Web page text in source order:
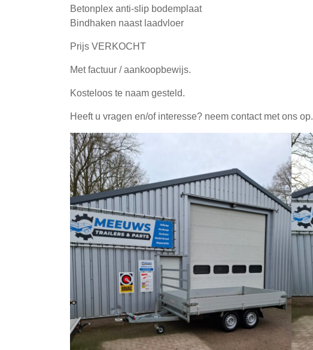
Betonplex anti-slip bodemplaat
Bindhaken naast laadvloer
Prijs VERKOCHT
Met factuur / aankoopbewijs.
Kosteloos te naam gesteld.
Heeft u vragen en/of interesse? neem contact met ons op.